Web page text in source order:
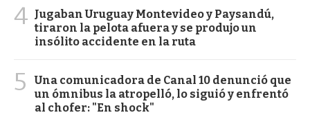
4 Jugaban Uruguay Montevideo y Paysandú,
tiraron la pelota afuera y se produjo un
insólito accidente en la ruta
5
Una comunicadora de Canal 10 denunció que
un ómnibus la atropelló, lo siguió y enfrentó
al chofer: "En shock"